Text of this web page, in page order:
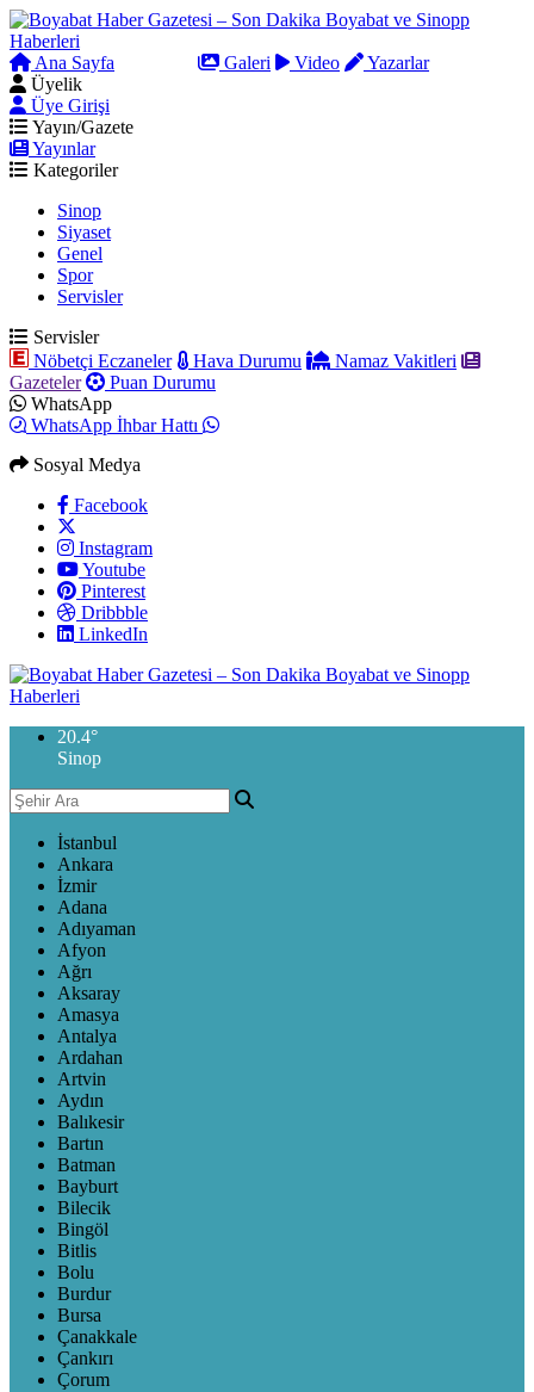
Ana Sayfa Galeri Video
Yazarlar
Üyelik
Üye Girişi
Yayın/Gazete
Yayınlar
Kategoriler
Sinop
Siyaset
Genel
Spor
Servisler
Servisler
Nöbetçi Eczaneler
Hava Durumu
Namaz Vakitleri
Gazeteler
Puan Durumu
WhatsApp
WhatsApp İhbar Hattı
Sosyal Medya
Facebook
Instagram
Youtube
Pinterest
Dribbble
LinkedIn
20.4°
Sinop
İstanbul
Ankara
İzmir
Adana
Adıyaman
Afyon
Ağrı
Aksaray
Amasya
Antalya
Ardahan
Artvin
Aydın
Balıkesir
Bartın
Batman
Bayburt
Bilecik
Bingöl
Bitlis
Bolu
Burdur
Bursa
Çanakkale
Çankırı
Çorum